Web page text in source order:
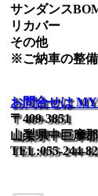
サンダンス
リカバー
その他
※ご納車の整備
お問合せは
〒409-3851
山梨県中巨摩
TEL:055-244-